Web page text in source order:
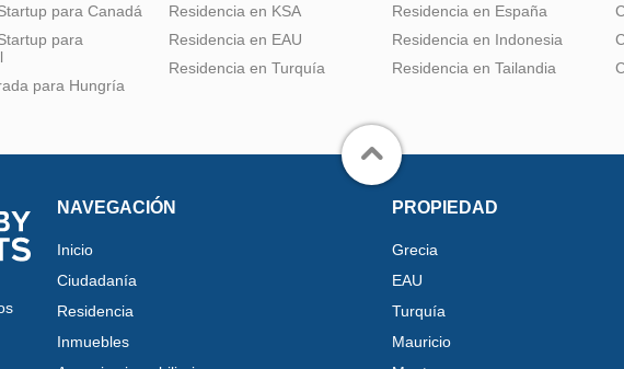
para Canadá
para
para Hungría
Residencia en KSA
Residencia en EAU
Residencia en Turquía
Residencia en España
Residencia en Indonesia
Residencia en Tailandia
NAVEGACIÓN
Inicio
Ciudadanía
Residencia
Inmuebles
PROPIEDAD
Grecia
EAU
Turquía
Mauricio